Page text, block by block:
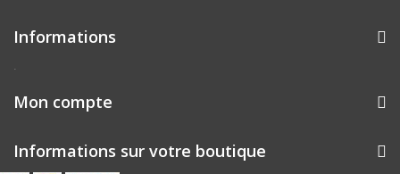
Informations
.
Mon compte
Informations sur votre boutique